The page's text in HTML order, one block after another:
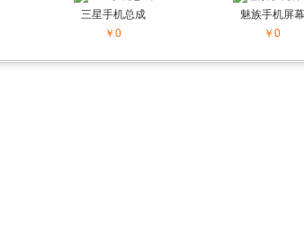
三星手机总成
￥0
魅族手机屏幕
￥0